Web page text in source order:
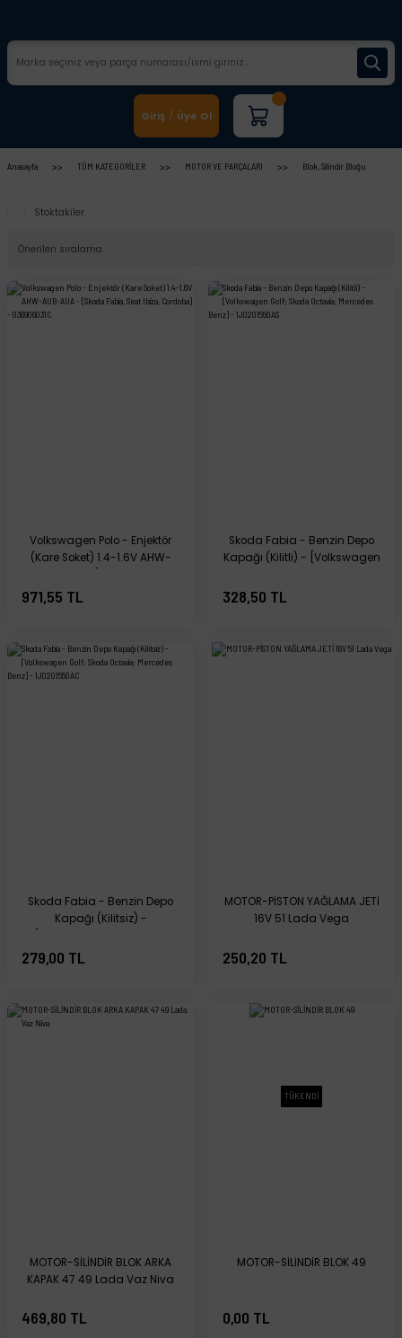
Giriş / Üye Ol
Anasayfa TÜM KATEGORİLER MOTOR VE PARÇALARI Blok, Silindir Bloğu
Stoktakiler
Volkswagen Polo - Enjektör
(Kare Soket) 1.4-1.6V AHW-
Seat Ibiza, Cordoba] -
971,55 TL
Skoda Fabia - Benzin Depo
Kapağı (Kilitli) - [Volkswagen
Mercedes Benz] -
328,50 TL
Skoda Fabia - Benzin Depo
Kapağı (Kilitsiz) -
Octavia; Mercedes Benz] -
279,00 TL
MOTOR-PİSTON YAĞLAMA JETİ
16V 51 Lada Vega
250,20 TL
MOTOR-SİLİNDİR BLOK ARKA
KAPAK 47 49 Lada Vaz Niva
469,80 TL
TÜKENDİ
MOTOR-SİLİNDİR BLOK 49
0,00 TL